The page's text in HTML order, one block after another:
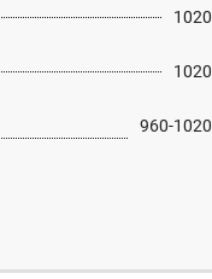
1020
1020
960-1020